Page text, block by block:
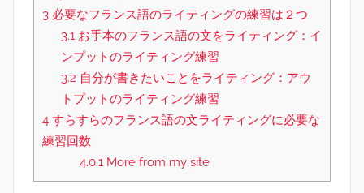
3 必要なフランス語のライティングの練習は２つ
3.1お手本のフランス語の文をライティング：イ
ンプットのライティング練習
3.2 自分が書きたいことをライティング：アウ
トプットのライティング練習
4 すらすらのフランス語の文ライティングに必要な
練習回数
4.0.1More from my site